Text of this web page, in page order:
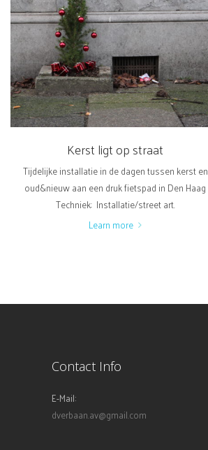
Kerst ligt op straat
Tijdelijke installatie in de dagen tussen kerst en
oud&nieuw aan een druk fietspad in Den Haag
Techniek: Installatie/street art.
Learn more
Contact Info
E-Mail:
dverbaan.av@gmail.com